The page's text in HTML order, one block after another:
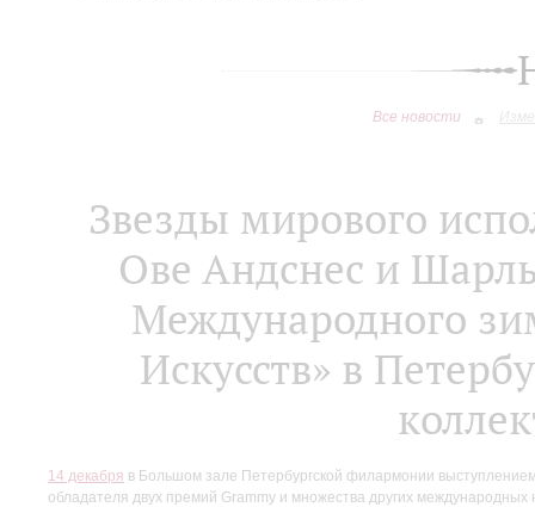
Все новости
Звезды мирового
Ове Андснес и
Международного
Искусств» в
14 декабря в Большом зале Петербургской филармонии
обладателя двух премий Grammy и множества других